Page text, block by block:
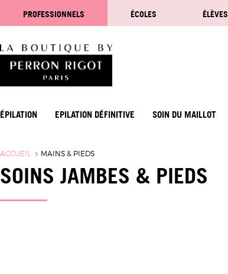
PROFESSIONNELS ÉCOLES ÉLÈVES
ÉPILATION EPILATION DÉFINITIVE SOIN DU MAILLOT
ACCUEIL MAINS & PIEDS
SOINS JAMBES & PIEDS